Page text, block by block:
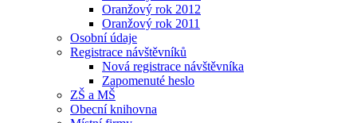
Oranžový rok 2012
Oranžový rok 2011
Osobní údaje
Registrace návštěvníků
Nová registrace návštěvníka
Zapomenuté heslo
ZŠ a MŠ
Obecní knihovna